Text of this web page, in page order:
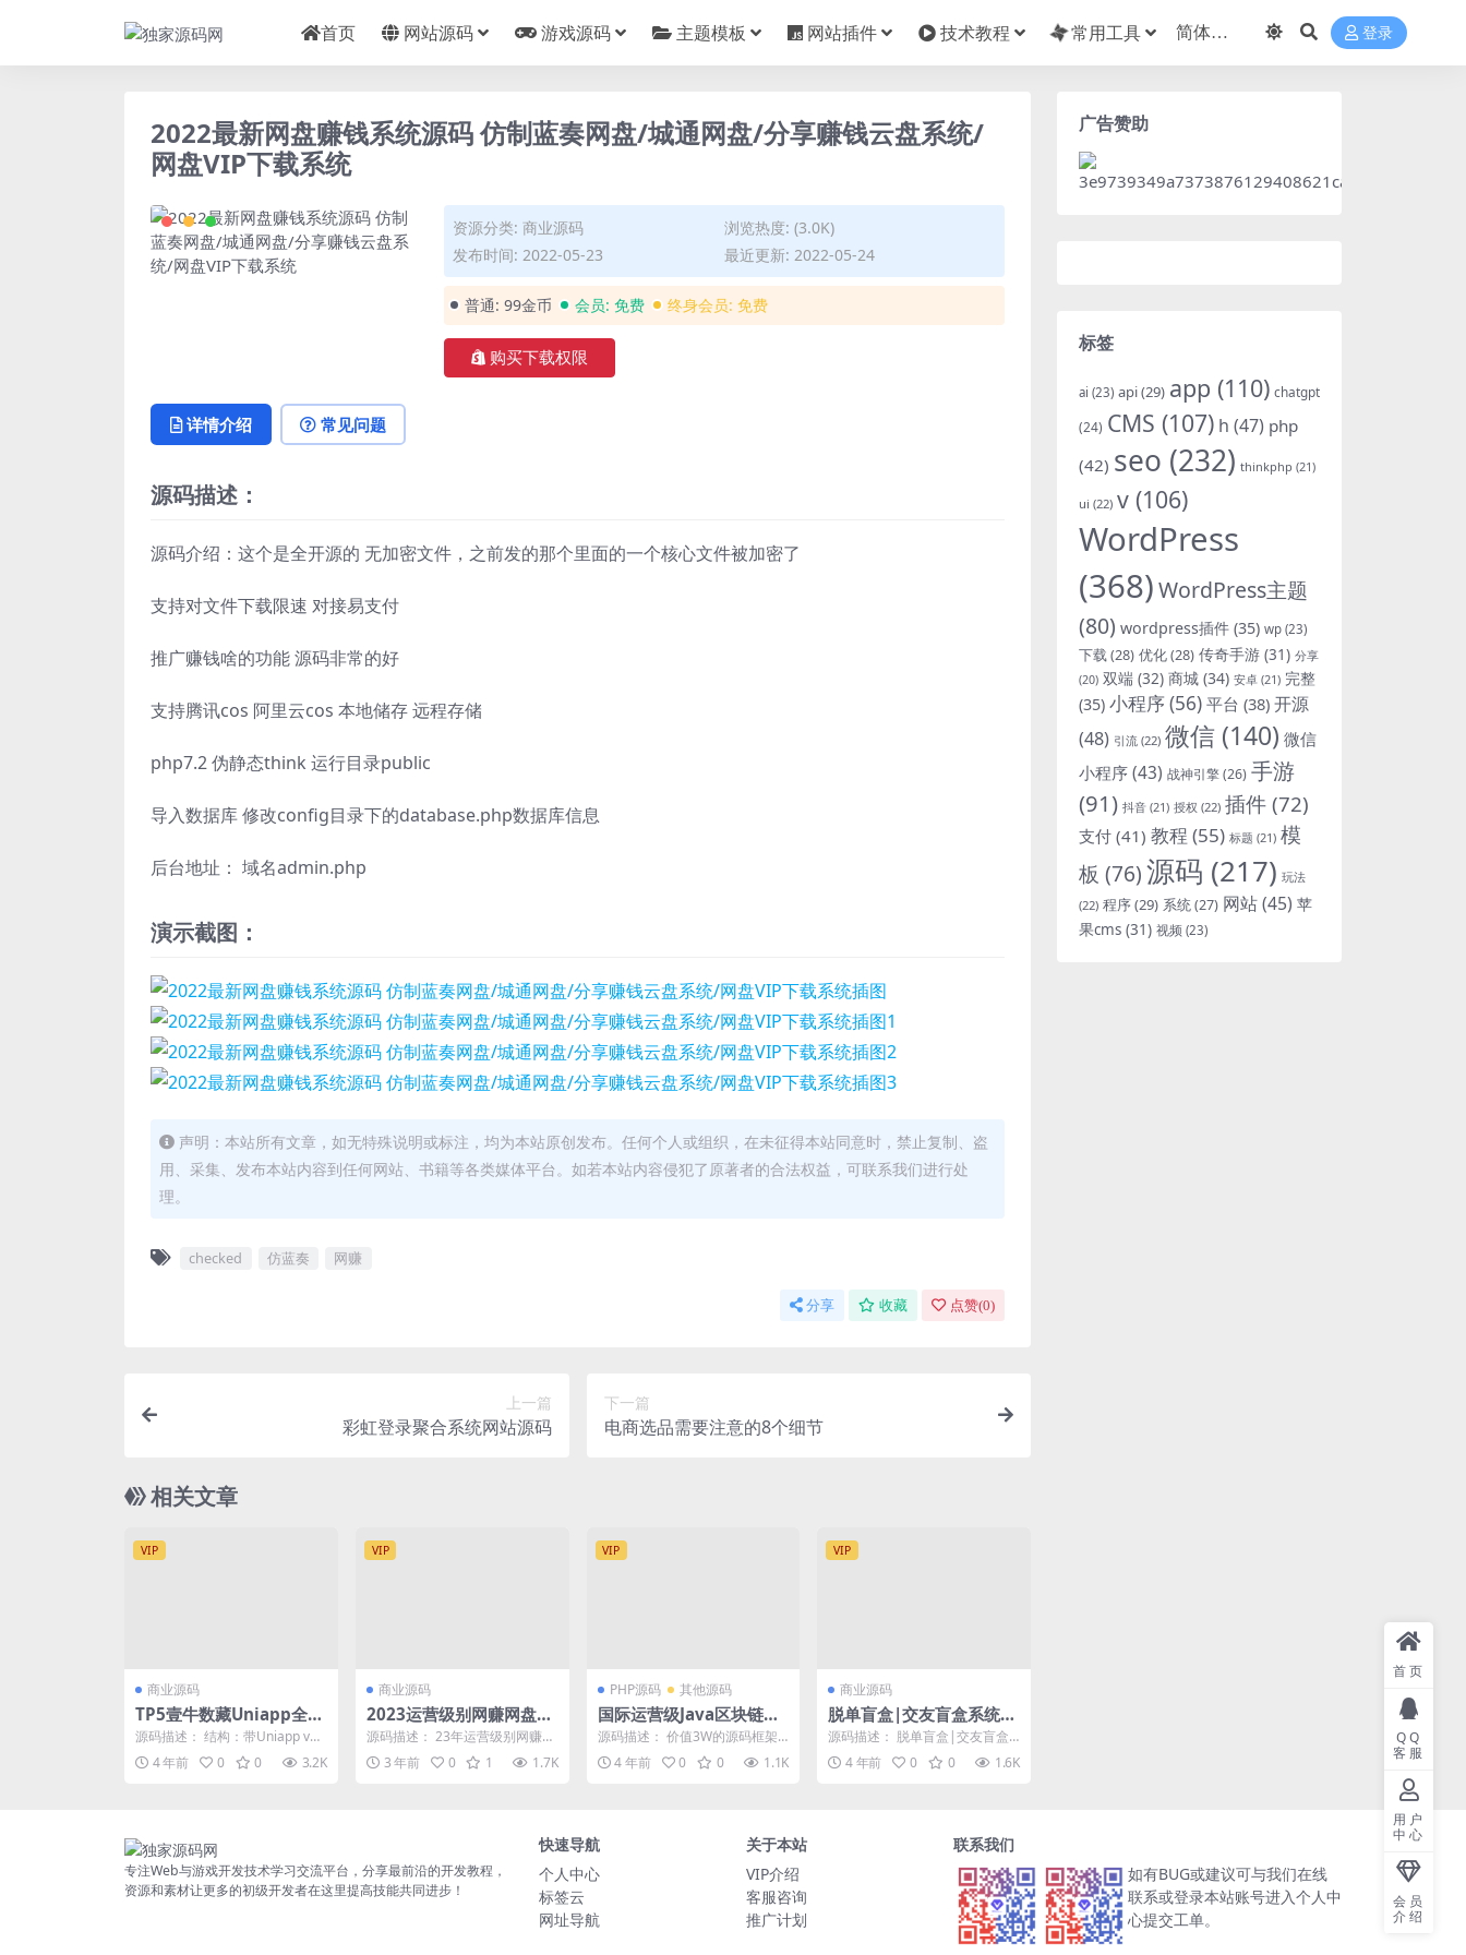
首页 网站源码 游戏源码 主题模板 网站插件 技术教程 常用工具 登录
2022最新网盘赚钱系统源码 仿制蓝奏网盘/城通网盘/分享赚钱云盘系统/
网盘VIP下载系统
资源分类: 商业源码
浏览热度: (3.0K)
发布时间: 2022-05-23
最近更新: 2022-05-24
普通: 99金币 会员: 免费 终身会员: 免费
购买下载权限
详情介绍 常见问题
源码描述：
源码介绍：这个是全开源的 无加密文件，之前发的那个里面的一个核心文件被加密了
支持对文件下载限速 对接易支付
推广赚钱啥的功能 源码非常的好
支持腾讯cos 阿里云cos 本地储存 远程存储
php7.2 伪静态think 运行目录public
导入数据库 修改config目录下的database.php数据库信息
后台地址： 域名admin.php
演示截图：
声明：本站所有文章，如无特殊说明或标注，均为本站原创发布。任何个人或组织，在未征得本站同意时，禁止复制、盗
用、采集、发布本站内容到任何网站、书籍等各类媒体平台。如若本站内容侵犯了原著者的合法权益，可联系我们进行处
理。
checked 仿蓝奏 网赚
分享 收藏 点赞(0)
上一篇
彩虹登录聚合系统网站源码
下一篇
电商选品需要注意的8个细节
相关文章
VIP
商业源码
TP5壹牛数藏Uniapp全开
源NFT数字艺术数字藏品
数藏源码
源码描述： 结构：带Uniapp vue
全开源 TP5框架 环境：linux 宝...
4 年前 0 0 3.2K
VIP
商业源码
2023运营级别网赚网盘平
台源码
源码描述： 23年运营级别网赚网
盘平台搭建（源码 + 教程） 为什
么要自己搭建网...
3 年前 0 1 1.7K
VIP
PHP源码 其他源码
国际运营级Java区块链交
易所源码币币+法币+永续
+期权[修复部分BUG]
源码描述： 价值3W的源码框架
拿去研究吧 CoinExchange开源
数字...4 年前 0 0 1.1K
VIP
商业源码
脱单盲盒|交友盲盒系统4
套公众号+小程序源码打包
下载
源码描述： 脱单盲盒|交友盲盒
系统4套公众号+小程序源码打包
下载 源码截图：
4 年前 0 0 1.6K
广告赞助
标签
ai (23) api(29) app (110) chatgpt
(24) CMS (107) h (47) php
(42) seo (232) thinkphp (21)
ui (22) v (106)
WordPress
(368)WordPress主题
(80) wordpress插件 (35) wp (23)
下载(28) 优化(28) 传奇手游 (31) 分享
(20) 双端 (32) 商城 (34) 安卓 (21) 完整
(35) 小程序(56) 平台 (38) 开源
(48) 引流 (22) 微信 (140) 微信
小程序(43) 战神引擎(26) 手游
(91) 抖音 (21) 授权 (22) 插件 (72)
支付 (41) 教程 (55) 标题 (21) 模
板 (76)源码 (217) 玩法
(22) 程序(29) 系统(27) 网站(45) 苹
果cms (31) 视频 (23)
专注Web与游戏开发技术学习交流平台，分享最前沿的开发教程，
资源和素材让更多的初级开发者在这里提高技能共同进步！
快速导航
个人中心
标签云
网址导航
关于本站
VIP介绍
客服咨询
推广计划
联系我们
如有BUG或建议可与我们在线
联系或登录本站账号进入个人中
心提交工单。
首页
QQ
客服
用户
中心
会员
介绍